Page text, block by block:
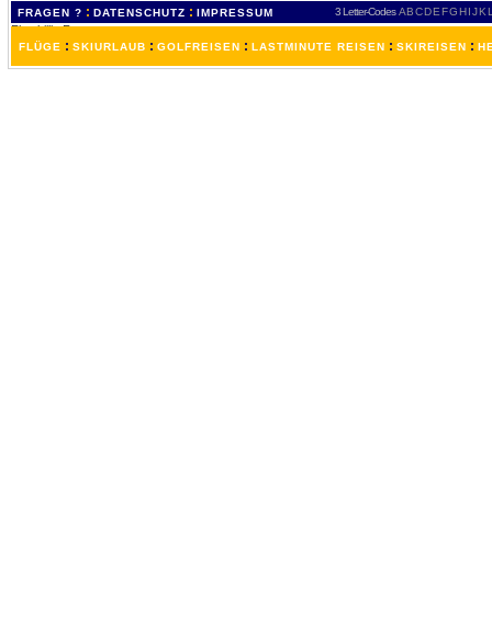
FRAGEN ? : DATENSCHUTZ : IMPRESSUM 3 Letter-Codes ABCDEFGH IJKL
FLÜGE : SKIURLAUB : GOLFREISEN : LASTMINUTE REISEN : SKIREISEN :